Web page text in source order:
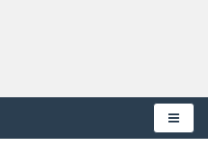
Menú